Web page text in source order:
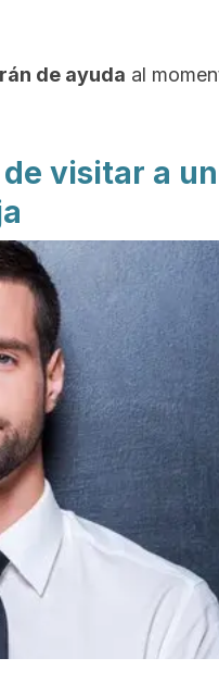
de ayuda al
de visitar a